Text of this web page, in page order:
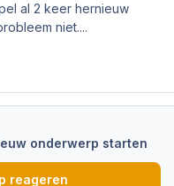
al 2 keer hernieuw
niet....
onderwerp starten
reageren